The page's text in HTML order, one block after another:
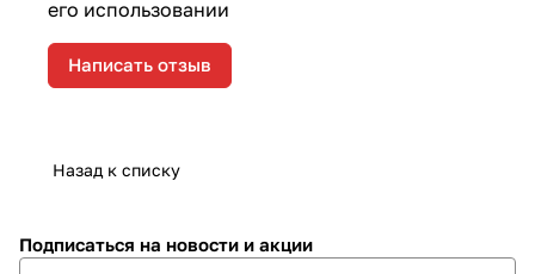
его использовании
Написать отзыв
Назад к списку
Подписаться на новости и акции